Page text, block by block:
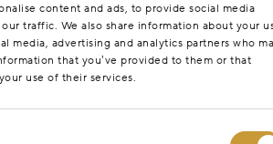
content and ads, to provide social media
traffic. We also share information about your
media, advertising and analytics partners who
that you’ve provided to them or that
use of their services.